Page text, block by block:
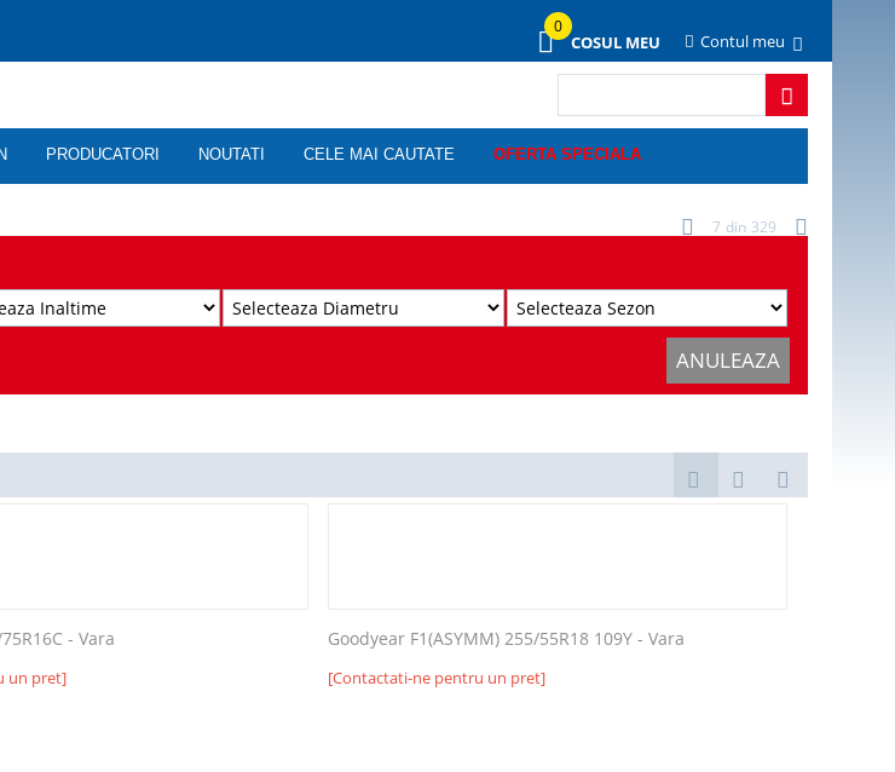
Contul meu
0
COSUL MEU
PRODUCATORI NOUTATI CELE MAI CAUTATE OFERTA SPECIALA
7 din 329
ANULEAZA
- Vara
un pret]
Goodyear F1(ASYMM) 255/55R18 109Y - Vara
[Contactati-ne pentru un pret]